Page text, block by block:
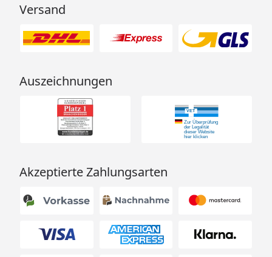
Versand
Auszeichnungen
Akzeptierte Zahlungsarten